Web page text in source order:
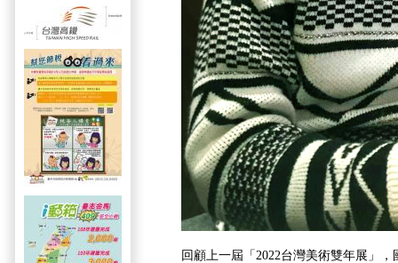
回顧上一屆「2022台灣美術雙年展」